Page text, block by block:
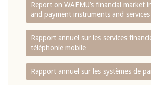
Report on WAEMU’s financial market
and payment instruments and services
Rapport annuel sur les services
téléphonie mobile
Rapport annuel sur les systèmes de